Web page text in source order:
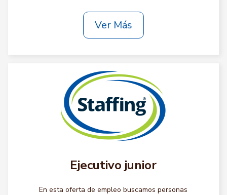
Ver Más
Ejecutivo junior
En esta oferta de empleo buscamos personas